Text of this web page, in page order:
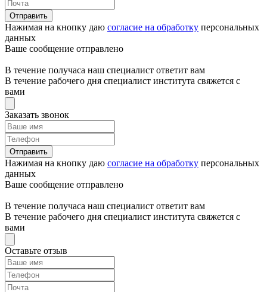
Отправить
Нажимая на кнопку даю согласие на обработку персональных
данных
Ваше сообщение отправлено
В течение получаса наш специалист ответит вам
В течение рабочего дня специалист института свяжется с
вами
Заказать звонок
Отправить
Нажимая на кнопку даю согласие на обработку персональных
данных
Ваше сообщение отправлено
В течение получаса наш специалист ответит вам
В течение рабочего дня специалист института свяжется с
вами
Оставьте отзыв